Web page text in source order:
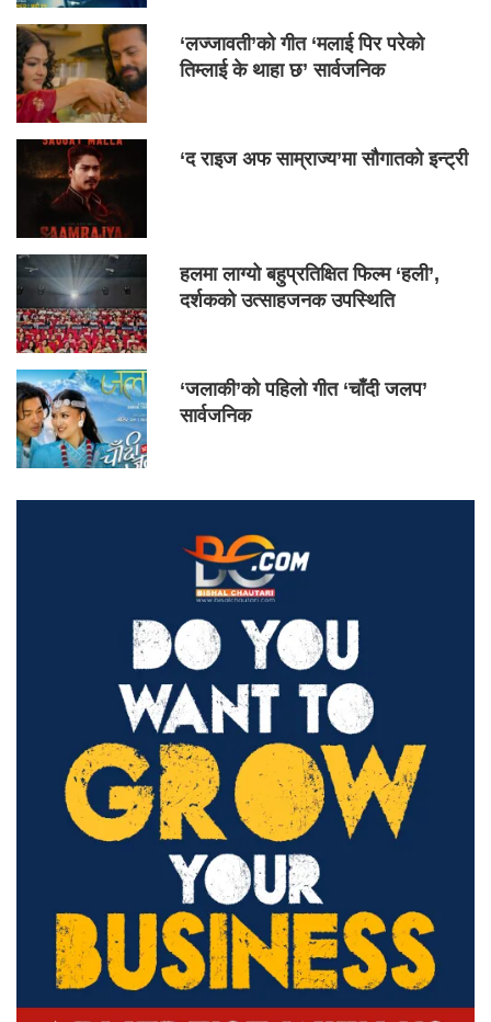
‘लज्जावती’को गीत ‘मलाई पिर परेको
तिम्लाई के थाहा छ’ सार्वजनिक
‘द राइज अफ साम्राज्य’मा सौगातको इन्ट्री
हलमा लाग्यो बहुप्रतिक्षित फिल्म ‘हली’,
दर्शकको उत्साहजनक उपस्थिति
‘जलाकी’को पहिलो गीत ‘चाँदी जलप’
सार्वजनिक